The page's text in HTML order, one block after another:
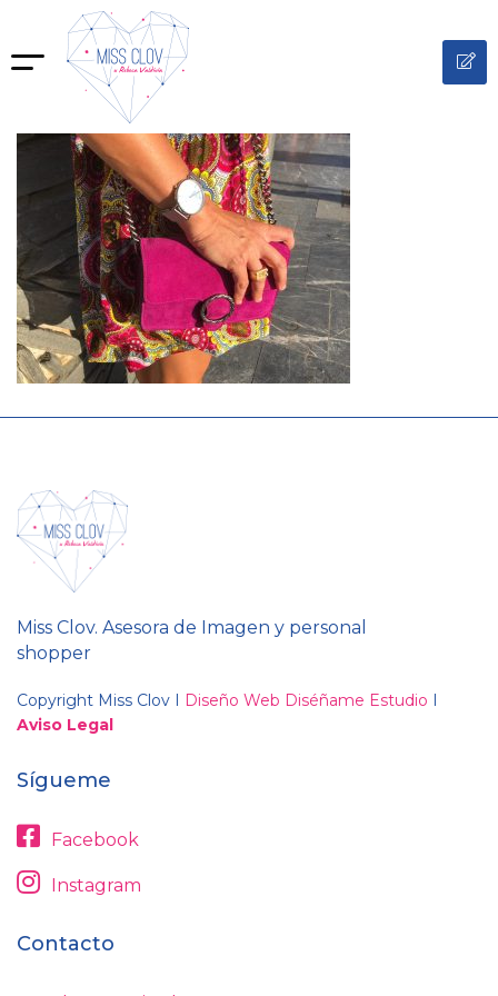
Miss Clov. Asesora de Imagen y personal
shopper
Copyright Miss Clov I Diseño Web Diséñame Estudio I
Aviso Legal
Sígueme
Facebook
Instagram
Contacto